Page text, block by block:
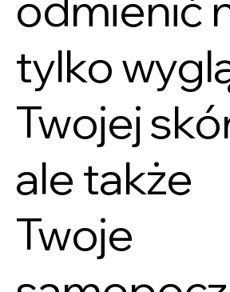
tylko
Twojej
ale także
Twoje